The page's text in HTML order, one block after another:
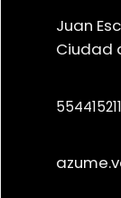
Juan
Ciudad